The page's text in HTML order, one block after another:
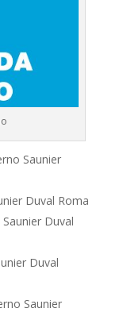
Saunier
Duval Roma
Duval
Duval
Saunier